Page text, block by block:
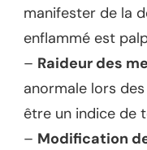
manifester de la
enflammé est
– Raideur des
anormale lors
être un indice de
– Modification